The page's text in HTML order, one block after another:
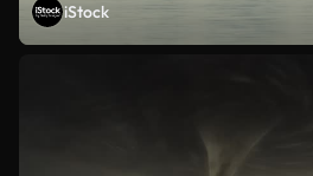
iStock